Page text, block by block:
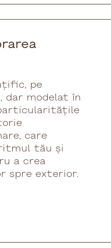
pe
dar modelat în
care
tău și
a crea
spre exterior.